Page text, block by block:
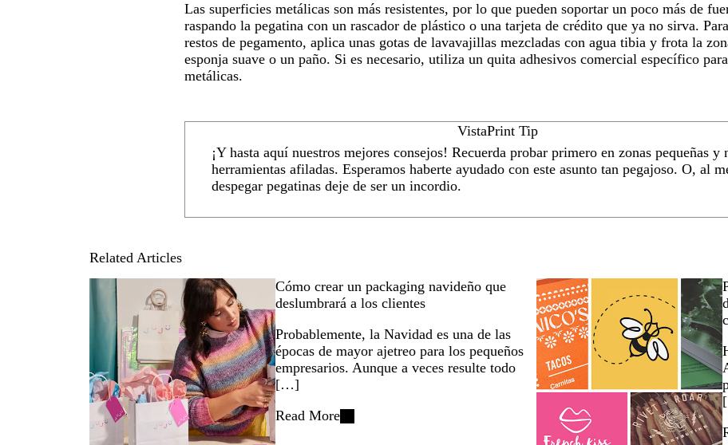
Las superficies metálicas son más resistentes, por lo que pueden soportar un poco más de
raspando la pegatina con un rascador de plástico o una tarjeta de crédito que ya no sirva.
restos de pegamento, aplica unas gotas de lavavajillas mezcladas con agua tibia y frota la
esponja suave o un paño. Si es necesario, utiliza un quita adhesivos comercial específico
metálicas.
VistaPrint Tip
¡Y hasta aquí nuestros mejores consejos! Recuerda probar primero en zonas pequeñas
herramientas afiladas. Esperamos haberte ayudado con este asunto tan pegajoso. O, al
despegar pegatinas deje de ser un incordio.
Related Articles
Cómo crear un packaging navideño que
deslumbrará a los clientes
Probablemente, la Navidad es una de las
épocas de mayor ajetreo para los pequeños
empresarios. Aunque a veces resulte todo
[…]
Read More